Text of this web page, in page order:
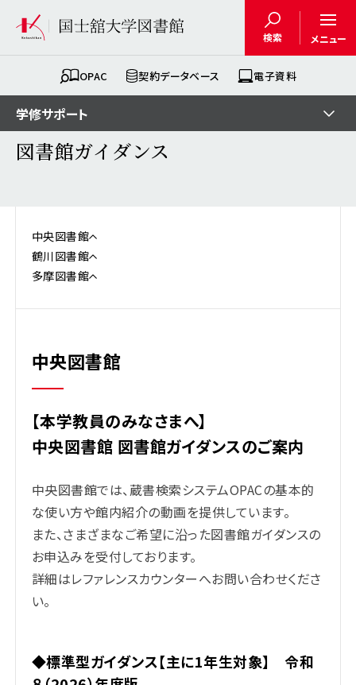
検索 メニュー
OPAC 契約データベース 電子資料
図書館ガイダンス
中央図書館
鶴川図書館
多摩図書館
中央図書館
【本学教員のみなさまへ】
中央図書館 図書館ガイダンスのご案内
中央図書館では、蔵書検索システムOPACの基本的
な使い方や館内紹介の動画を提供しています。
また、さまざまなご希望に沿った図書館ガイダンスの
お申込みを受付しております。
詳細はレファレンスカウンターへお問い合わせくださ
い。
◆標準型ガイダンス【主に1年生対象】 令和
学修サポート